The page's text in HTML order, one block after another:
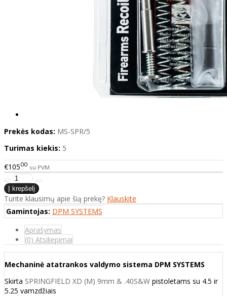
Prekės kodas: MS-SPR/5
Turimas kiekis: 5
€10500 su PVM
Turite klausimų apie šią prekę? Klauskite
Gamintojas: DPM SYSTEMS
Aprašymas
(0) Atsiliepimai
Mechaninė atatrankos valdymo sistema DPM SYSTEMS
Skirta SPRINGFIELD XD (M) 9mm & .40S&W pistoletams su 4.5 ir
5.25 vamzdžiais